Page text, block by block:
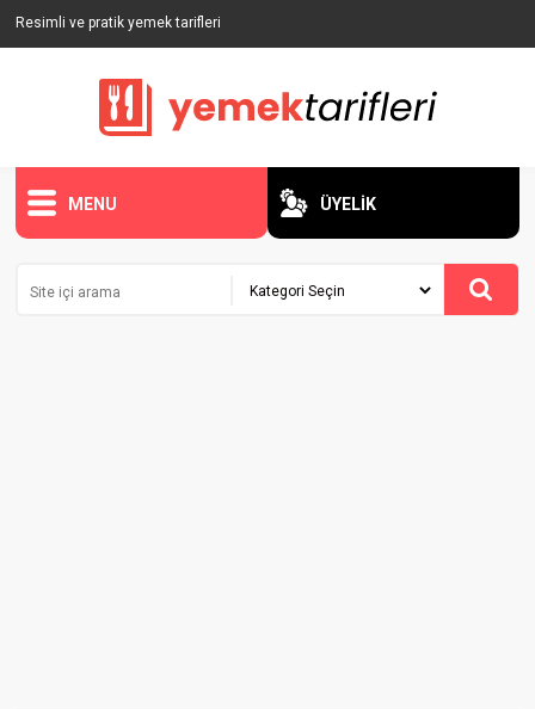
Resimli ve pratik yemek tarifleri
MENU ÜYELİK